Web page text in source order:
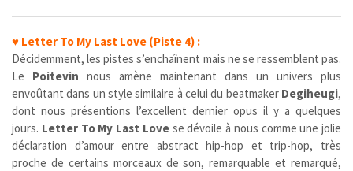
♥ Letter To My Last Love (Piste 4) :
Décidemment, les pistes s’enchaînent mais ne se ressemblent pas.
Le Poitevin nous amène maintenant dans un univers plus
envoûtant dans un style similaire à celui du beatmaker Degiheugi,
dont nous présentions l’excellent dernier opus il y a quelques
jours. Letter To My Last Lovese dévoile à nous comme une jolie
déclaration d’amour entre abstract hip-hop et trip-hop, très
proche de certains morceaux de son, remarquable et remarqué,